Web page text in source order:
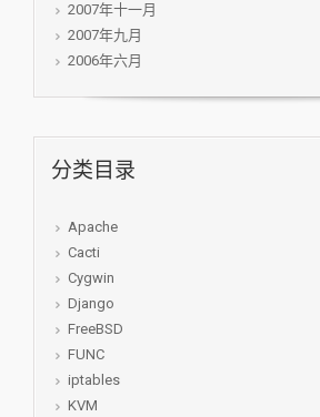
2007年十一月
2007年九月
2006年六月
分类目录
Apache
Cacti
Cygwin
Django
FreeBSD
FUNC
iptables
KVM